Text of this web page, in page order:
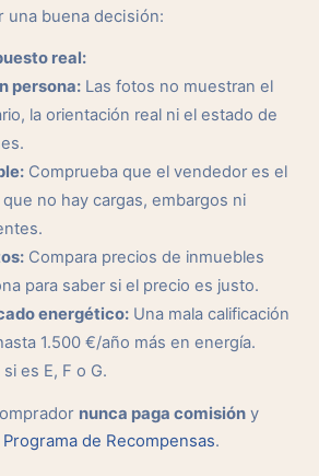
una buena decisión:
real:
persona: Las fotos no muestran el
la orientación real ni el estado de
Comprueba que el vendedor es el
no hay cargas, embargos ni
Compara precios de inmuebles
para saber si el precio es justo.
energético: Una mala calificación
1.500 €/año más en energía.
es E, F o G.
nunca paga comisión y
Programa de Recompensas.